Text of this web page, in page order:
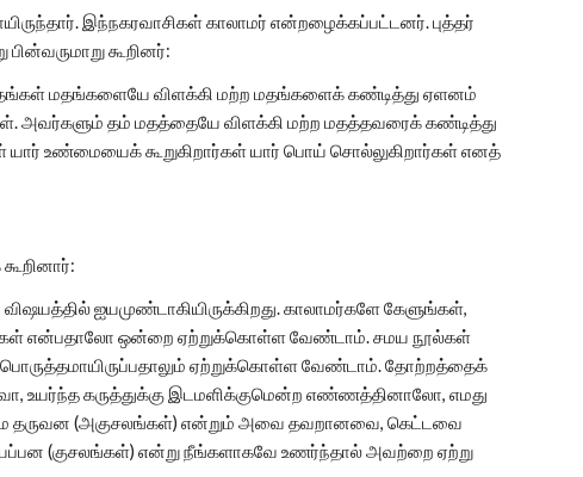
இந்நகரவாசிகள் காலாமர் என்றழைக்கப்பட்டனர். புத்தர்
கூறினர்:
தங்கள் மதங்களையே விளக்கி மற்ற மதங்களைக் கண்டித்து ஏளனம்
அவர்களும் தம் மதத்தையே விளக்கி மற்ற மதத்தவரைக் கண்டித்து
உண்மையைக் கூறுகிறார்கள் யார் பொய் சொல்லுகிறார்கள் எனத்
ஐயமுண்டாகியிருக்கிறது. காலாமர்களே கேளுங்கள்,
என்பதாலோ ஒன்றை ஏற்றுக்கொள்ள வேண்டாம். சமய நூல்கள்
ஏற்றுக்கொள்ள வேண்டாம். தோற்றத்தைக்
உயர்ந்த கருத்துக்கு இடமளிக்குமென்ற எண்ணத்தினாலோ, எமது
தருவன (அகுசலங்கள்) என்றும் அவை தவறானவை, கெட்டவை
(குசலங்கள்) என்று நீங்களாகவே உணர்ந்தால் அவற்றை ஏற்று